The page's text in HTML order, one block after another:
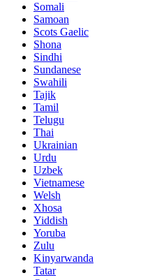
Somali
Samoan
Scots Gaelic
Shona
Sindhi
Sundanese
Swahili
Tajik
Tamil
Telugu
Thai
Ukrainian
Urdu
Uzbek
Vietnamese
Welsh
Xhosa
Yiddish
Yoruba
Zulu
Kinyarwanda
Tatar